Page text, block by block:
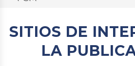
SITIOS DE
LA